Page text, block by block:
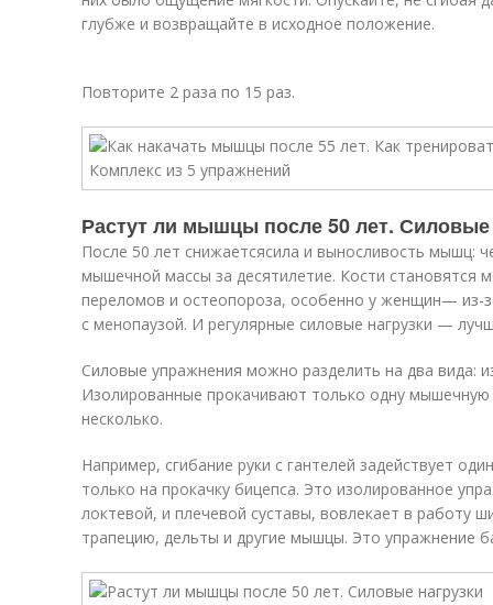
глубже и возвращайте в исходное положение.
Повторите 2 раза по 15 раз.
Растут ли мышцы после 50 лет. Силовые
После 50 лет снижаетсясила и выносливость мышц:
мышечной массы за десятилетие. Кости становятся
переломов и остеопороза, особенно у женщин— из-
с менопаузой. И регулярные силовые нагрузки —
Силовые упражнения можно разделить на два вида:
Изолированные прокачивают только одну мышечную
несколько.
Например, сгибание руки с гантелей задействует
только на прокачку бицепса. Это изолированное
локтевой, и плечевой суставы, вовлекает в работу
трапецию, дельты и другие мышцы. Это упражнение